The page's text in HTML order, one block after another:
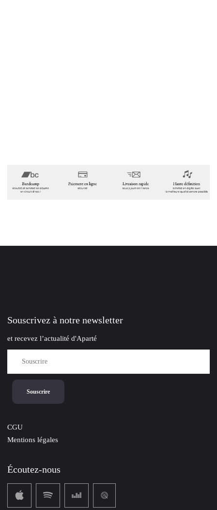
Souscrivez à notre newsletter
et recevez l’actualité d'Aparté
CGU
Mentions légales
Écoutez-nous